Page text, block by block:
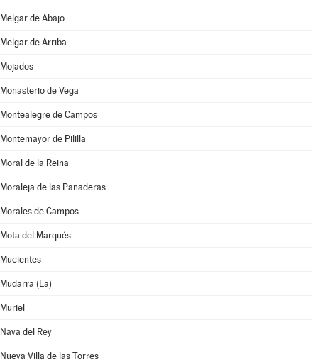
Melgar de Abajo
Melgar de Arriba
Mojados
Monasterio de Vega
Montealegre de Campos
Montemayor de Pililla
Moral de la Reina
Moraleja de las Panaderas
Morales de Campos
Mota del Marqués
Mucientes
Mudarra (La)
Muriel
Nava del Rey
Nueva Villa de las Torres